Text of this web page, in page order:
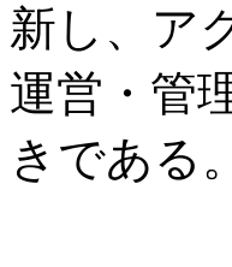
新し、ア
運営・管
きである。